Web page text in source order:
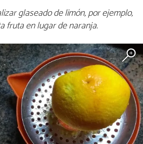
glaseado de limón, por ejemplo,
fruta en lugar de naranja.